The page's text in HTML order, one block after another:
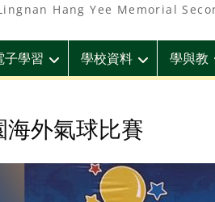
Hang Yee Memorial
子學習 學校資料 學與教
海外氣球比賽